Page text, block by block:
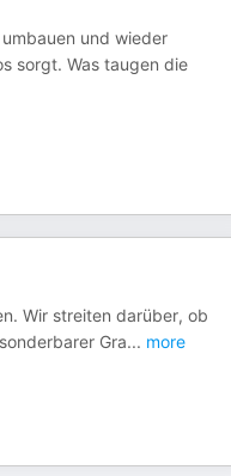
und wieder
sorgt. Was taugen die
Wir streiten darüber, ob
Gra... more